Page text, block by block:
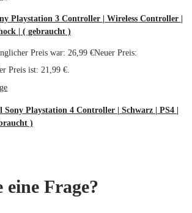
Playstation 3 Controller | Wireless Controller |
| ( gebraucht )
Preis war: 26,99 €Neuer Preis:
Preis ist: 21,99 €.
Sony Playstation 4 Controller | Schwarz | PS4 |
)
eine Frage?